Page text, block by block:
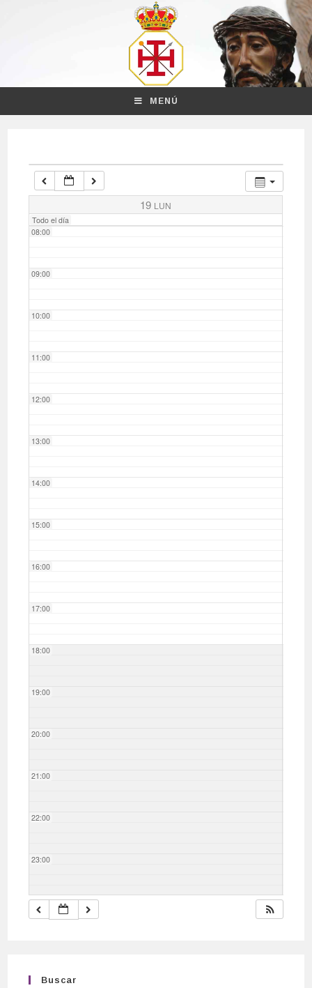
MENÚ
19 LUN
Todo el día
07:00
08:00
09:00
10:00
11:00
12:00
13:00
14:00
15:00
16:00
17:00
18:00
19:00
20:00
21:00
22:00
23:00
Buscar